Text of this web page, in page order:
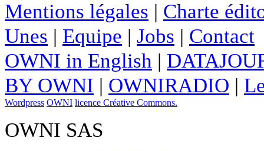
Mentions légales | Charte
Unes | Equipe | Jobs | Contact
OWNI in English |
BY OWNI | OWNIRADIO |
Wordpress OWNI licence Créative Commons.
OWNI SAS